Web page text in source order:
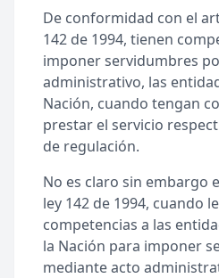
De conformidad con el
142 de 1994, tienen
imponer servidumbres
administrativo, las
Nación, cuando tengan
prestar el servicio
de regulación.
No es claro sin embargo
ley 142 de 1994, cuando
competencias a las
la Nación para imponer
mediante acto